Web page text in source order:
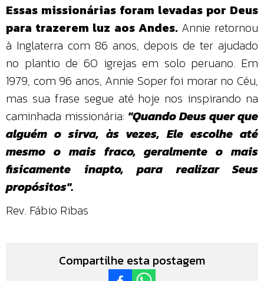
Essas missionárias foram levadas por Deus
para trazerem luz aos Andes.Annie retornou
à Inglaterra com 86 anos, depois de ter ajudado
no plantio de 60 igrejas em solo peruano. Em
1979, com 96 anos, Annie Soper foi morar no Céu,
mas sua frase segue até hoje nos inspirando na
caminhada missionária: "Quando Deus quer que
alguém o sirva, às vezes, Ele escolhe até
mesmo o mais fraco, geralmente o mais
fisicamente inapto, para realizar Seus
propósitos".
Rev. Fábio Ribas
Compartilhe esta postagem